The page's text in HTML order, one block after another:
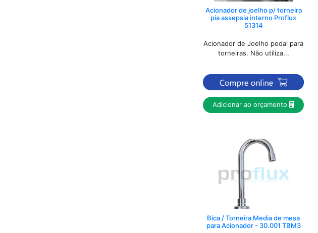
Acionador de joelho p/ torneira
pia assepsia interno Proflux
51314
Acionador de Joelho pedal para
torneiras. Não utiliza...
Adicionar ao orçamento
Bica / Torneira Media de mesa
para Acionador - 30.001 TBM3